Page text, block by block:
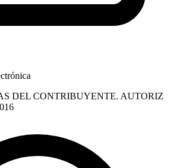
DEL CONTRIBUYENTE. AUTORIZ